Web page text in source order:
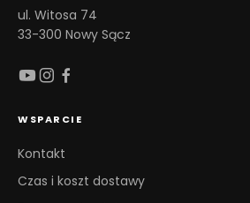
ul. Witosa 74
33-300 Nowy Sącz
WSPARCIE
Kontakt
Czas i koszt dostawy